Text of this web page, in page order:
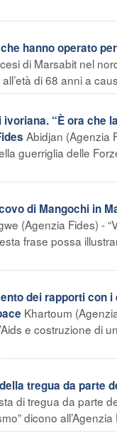
hanno operato
di Marsabit nel
di 68 anni a
ivoriana. “È ora che
Abidjan (Agenzia
guerriglia delle
di Mangochi in
(Agenzia Fides) -
frase possa
dei rapporti con
Khartoum
e costruzione di
tregua da parte
di tregua da parte
dicono